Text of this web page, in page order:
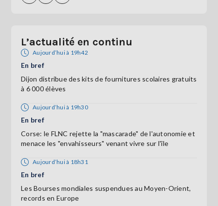
L’actualité en continu
Aujourd’hui à 19h42
En bref
Dijon distribue des kits de fournitures scolaires gratuits
à 6 000 élèves
Aujourd’hui à 19h30
En bref
Corse: le FLNC rejette la "mascarade" de l'autonomie et
menace les "envahisseurs" venant vivre sur l'île
Aujourd’hui à 18h31
En bref
Les Bourses mondiales suspendues au Moyen-Orient,
records en Europe